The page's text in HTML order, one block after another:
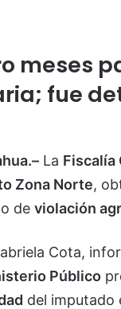
meses
fue
La Fiscalía
Zona Norte,
de violación
Cota,
Público
del imputado